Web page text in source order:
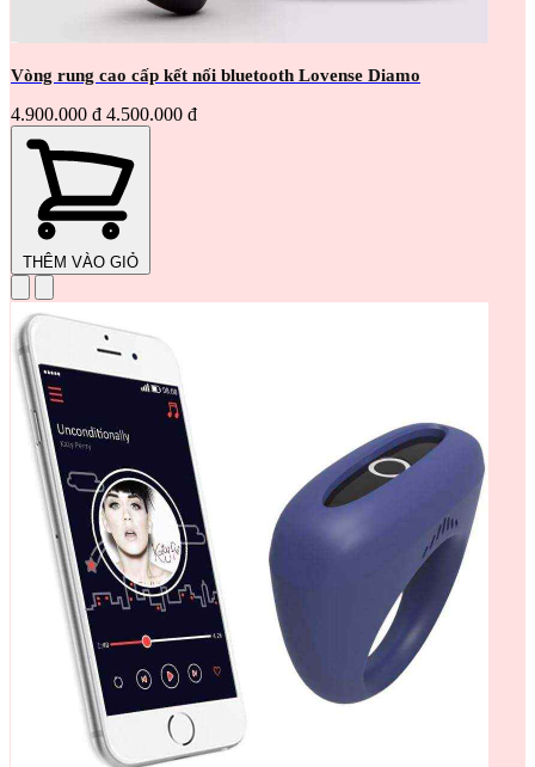
Vòng rung cao cấp kết nối bluetooth Lovense Diamo
4.900.000 đ 4.500.000 đ
THÊM VÀO GIỎ